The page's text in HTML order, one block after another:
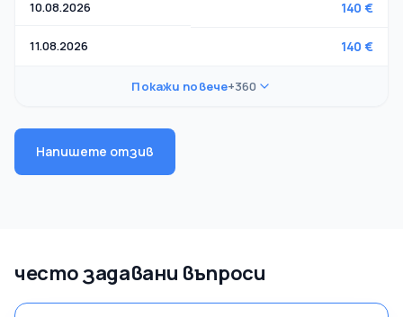
10.08.2026 140 €
11.08.2026 140 €
Покажи повече+360
Напишете отзив
често задавани въпроси